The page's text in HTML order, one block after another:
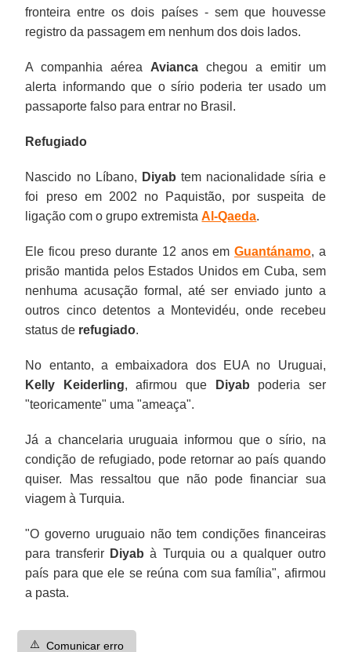
fronteira entre os dois países - sem que houvesse
registro da passagem em nenhum dos dois lados.
A companhia aérea Avianca chegou a emitir um
alerta informando que o sírio poderia ter usado um
passaporte falso para entrar no Brasil.
Refugiado
Nascido no Líbano, Diyab tem nacionalidade síria e
foi preso em 2002 no Paquistão, por suspeita de
ligação com o grupo extremistaAl-Qaeda.
Ele ficou preso durante 12 anos em Guantánamo, a
prisão mantida pelos Estados Unidos em Cuba, sem
nenhuma acusação formal, até ser enviado junto a
outros cinco detentos a Montevidéu, onde recebeu
status de refugiado.
No entanto, a embaixadora dos EUA no Uruguai,
Kelly Keiderling, afirmou que Diyab poderia ser
"teoricamente" uma "ameaça".
Já a chancelaria uruguaia informou que o sírio, na
condição de refugiado, pode retornar ao país quando
quiser. Mas ressaltou que não pode financiar sua
viagem à Turquia.
"O governo uruguaio não tem condições financeiras
para transferir Diyab à Turquia ou a qualquer outro
país para que ele se reúna com sua família", afirmou
a pasta.
⚠️ Comunicar erro